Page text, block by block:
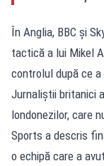
În Anglia, BBC și
tactică a lui Mikel
controlul după ce
Jurnaliștii britanici
londonezilor, care
Sports a descris
o echipă care a